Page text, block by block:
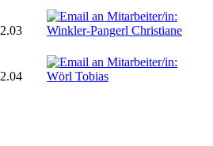
2.03
2.04